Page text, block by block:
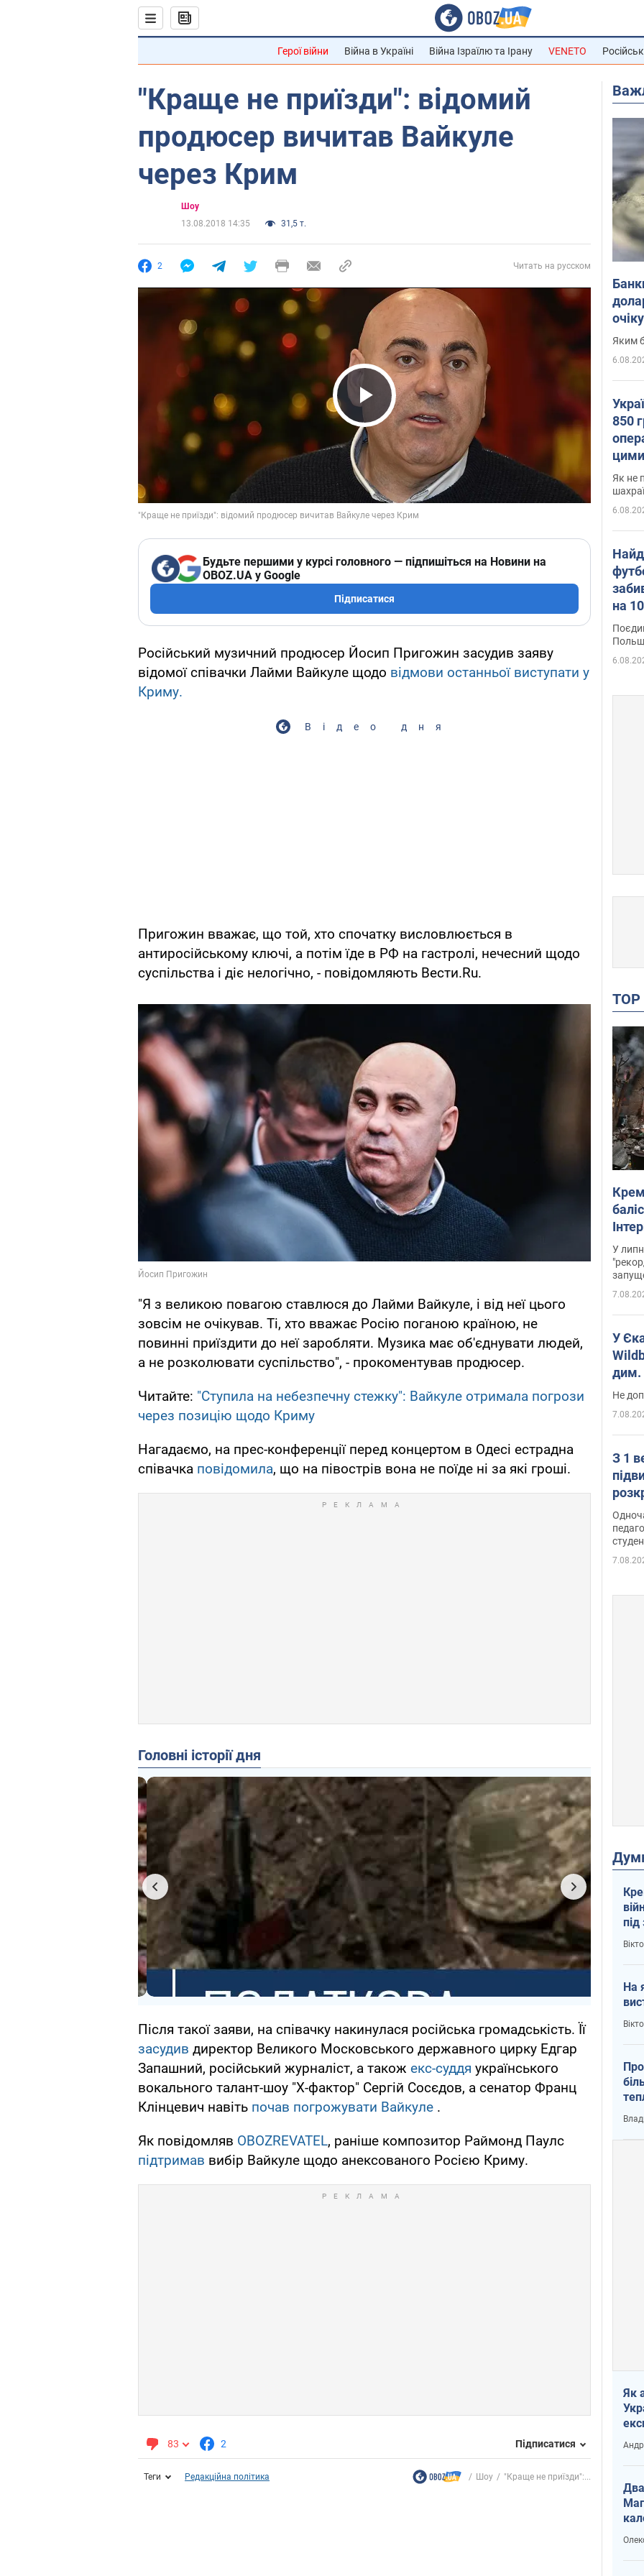
Герої війни Війна в Україні Війна Ізраїлю та Ірану VENETO
"Краще не приїзди": відомий
продюсер вичитав Вайкуле
через Крим
Шоу
13.08.2018 14:35
31,5 т.
2 Читать на русском
Play Video
Будьте першими у курсі головного — підпишіться на Новини на
OBOZ.UA у Google
Підписатися
Російський музичний продюсер Йосип Пригожин засудив заяву
відомої співачки Лайми Вайкуле щодо відмови останньої виступати у
Криму.
Відео дня
Пригожин вважає, що той, хто спочатку висловлюється в
антиросійському ключі, а потім їде в РФ на гастролі, нечесний щодо
суспільства і діє нелогічно, - повідомляють Вести.Ru.
"Я з великою повагою ставлюся до Лайми Вайкуле, і від неї цього
зовсім не очікував. Ті, хто вважає Росію поганою країною, не
повинні приїздити до неї заробляти. Музика має об'єднувати людей,
а не розколювати суспільство", - прокоментував продюсер.
Читайте: "Ступила на небезпечну стежку": Вайкуле отримала погрози
через позицію щодо Криму
Нагадаємо, на прес-конференції перед концертом в Одесі естрадна
співачка повідомила, що на півострів вона не поїде ні за які гроші.
Головні історії дня
Після такої заяви, на співачку накинулася російська громадськість. Її
засудив директор Великого Московського державного цирку Едгар
Запашний, російський журналіст, а також екс-суддя українського
вокального талант-шоу "Х-фактор" Сергій Сосєдов, а сенатор Франц
Клінцевич навіть почав погрожувати Вайкуле .
Як повідомляв OBOZREVATEL, раніше композитор Раймонд Паулс
підтримав вибір Вайкуле щодо анексованого Росією Криму.
83 2 Підписатися
Теги Редакційна політика Шоу "Краще не приїзди":...
Яким
850
Як не
на
Відео
У
У
дим.
Не
З 1
На
у
Як